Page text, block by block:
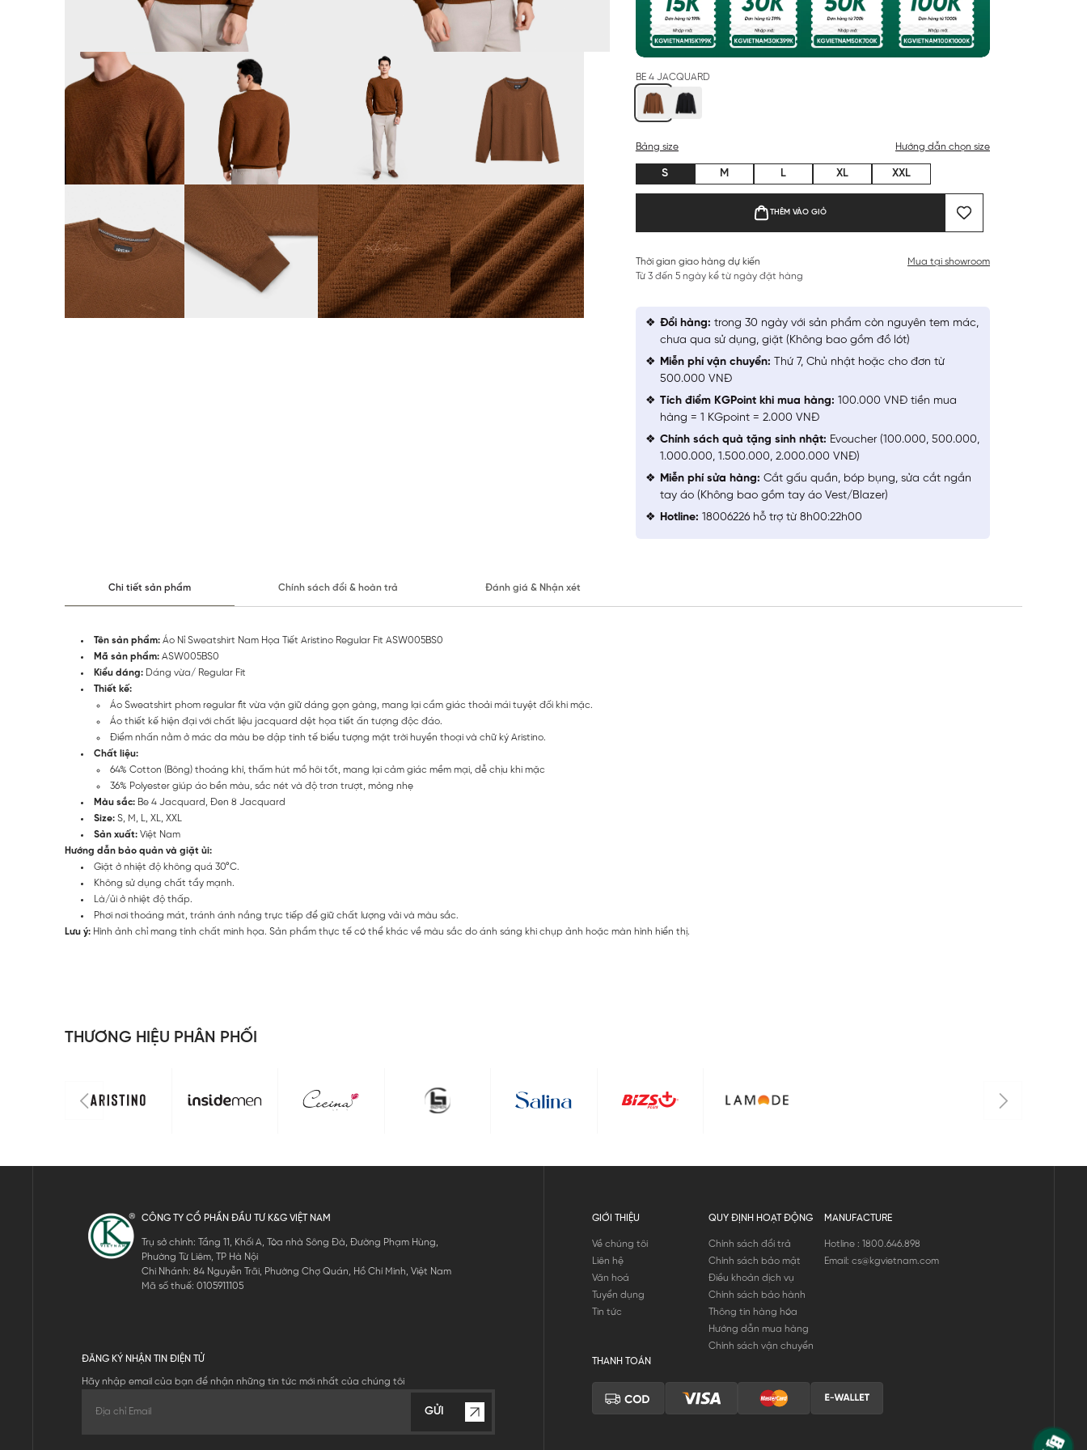
BE 4 JACQUARD
Bảng size Hướng dẫn chọn size
S M L XL XXL
THÊM VÀO GIỎ
Thời gian giao hàng dự kiến
Từ 3 đến 5 ngày kể từ ngày đặt hàng
Mua tại showroom
Đổi hàng: trong 30 ngày với sản phẩm còn nguyên tem mác,
chưa qua sử dụng, giặt (Không bao gồm đồ lót)
Miễn phí vận chuyển: Thứ 7, Chủ nhật hoặc cho đơn từ
500.000 VNĐ
Tích điểm KGPoint khi mua hàng: 100.000 VNĐ tiền mua
hàng = 1 KGpoint = 2.000 VNĐ
Chính sách quà tặng sinh nhật: Evoucher (100.000, 500.000,
1.000.000, 1.500.000, 2.000.000 VNĐ)
Miễn phí sửa hàng: Cắt gấu quần, bóp bụng, sửa cắt ngắn
tay áo (Không bao gồm tay áo Vest/Blazer)
Hotline: 18006226 hỗ trợ từ 8h00:22h00
Chi tiết sản phẩm Chính sách đổi & hoàn trả Đánh giá & Nhận xét
Tên sản phẩm: Áo Nỉ Sweatshirt Nam Họa Tiết Aristino Regular Fit ASW005BS0
Mã sản phẩm: ASW005BS0
Kiểu dáng: Dáng vừa/ Regular Fit
Thiết kế:
Áo Sweatshirt phom regular fit vừa vặn giữ dáng gọn gàng, mang lại cẩm giác thoải mái tuyệt đối khi mặc.
Áo thiết kế hiện đại với chất liệu jacquard dệt họa tiết ấn tượng độc đáo.
Điểm nhấn nằm ở mác da màu be dập tinh tế biểu tượng mặt trời huyền thoại và chữ ký Aristino.
Chất liệu:
64% Cotton (Bông) thoáng khí, thấm hút mồ hôi tốt, mang lại cảm giác mềm mại, dễ chịu khi mặc
36% Polyester giúp áo bền màu, sắc nét và độ trơn trượt, mỏng nhẹ
Màu sắc: Be 4 Jacquard, Đen 8 Jacquard
Size: S, M, L, XL, XXL
Sản xuất: Việt Nam
Hướng dẫn bảo quản và giặt ủi:
Giặt ở nhiệt độ không quá 30°C.
Không sử dụng chất tẩy mạnh.
Là/ủi ở nhiệt độ thấp.
Phơi nơi thoáng mát, tránh ánh nắng trực tiếp để giữ chất lượng vải và màu sắc.
Lưu ý: Hình ảnh chỉ mang tính chất minh họa. Sản phẩm thực tế có thể khác về màu sắc do ánh sáng khi chụp ảnh hoặc màn hình hiển thị.
THƯƠNG HIỆU PHÂN PHỐI
CÔNG TY CỔ PHẦN ĐẦU TƯ K&G VIỆT NAM
Trụ sở chính: Tầng 11, Khối A, Tòa nhà Sông Đà, Đường Phạm Hùng,
Phường Từ Liêm, TP Hà Nội
Chi Nhánh: 84 Nguyễn Trãi, Phường Chợ Quán, Hồ Chí Minh, Việt Nam
Mã số thuế: 0105911105
ĐĂNG KÝ NHẬN TIN ĐIỆN TỬ
Hãy nhập email của bạn để nhận những tin tức mới nhất của chúng tôi
GỬI
GIỚI THIỆU
Về chúng tôi
Liên hệ
Văn hoá
Tuyển dụng
Tin tức
QUY ĐỊNH HOẠT ĐỘNG
Chính sách đổi trả
Chính sách bảo mật
Điều khoản dịch vụ
Chính sách bảo hành
Thông tin hàng hóa
Hướng dẫn mua hàng
Chính sách vận chuyển
MANUFACTURE
Hotline : 1800.646.898
Email: cs@kgvietnam.com
THANH TOÁN